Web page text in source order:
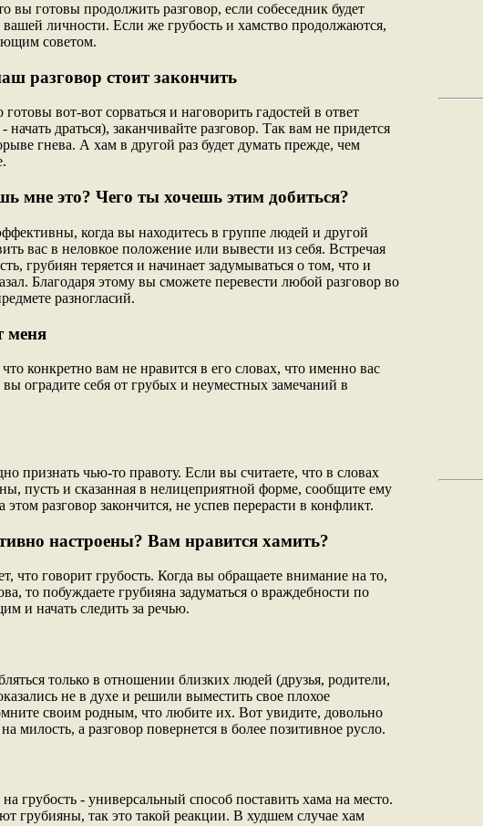
вы готовы продолжить разговор, если собеседник будет
вашей личности. Если же грубость и хамство продолжаются,
советом.
разговор стоит закончить
готовы вот-вот сорваться и наговорить гадостей в ответ
драться), заканчивайте разговор. Так вам не придется
гнева. А хам в другой раз будет думать прежде, чем
мне это? Чего ты хочешь этим добиться?
когда вы находитесь в группе людей и другой
вас в неловкое положение или вывести из себя. Встречая
грубиян теряется и начинает задумываться о том, что и
Благодаря этому вы сможете перевести любой разговор во
разногласий.
меня
конкретно вам не нравится в его словах, что именно вас
оградите себя от грубых и неуместных замечаний в
признать чью-то правоту. Если вы считаете, что в словах
пусть и сказанная в нелицеприятной форме, сообщите ему
этом разговор закончится, не успев перерасти в конфликт.
настроены? Вам нравится хамить?
что говорит грубость. Когда вы обращаете внимание на то,
то побуждаете грубияна задуматься о враждебности по
и начать следить за речью.
только в отношении близких людей (друзья, родители,
не в духе и решили выместить свое плохое
своим родным, что любите их. Вот увидите, довольно
милость, а разговор повернется в более позитивное русло.
грубость - универсальный способ поставить хама на место.
грубияны, так это такой реакции. В худшем случае хам